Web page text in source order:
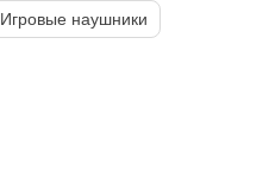
Игровые наушники